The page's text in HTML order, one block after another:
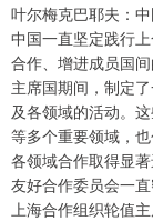
叶尔梅克巴耶夫：
中国一直坚定践行
合作、增进成员国
主席国期间，制定
及各领域的活动。
等多个重要领域，
各领域合作取得显
友好合作委员会一
上海合作组织轮值